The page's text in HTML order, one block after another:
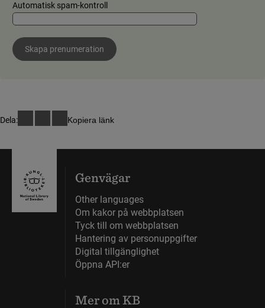
Automatisk spam-kontroll
Skapa prenumeration
Dela: Kopiera länk
Genvägar
Other languages
Om kakor på webbplatsen
Tyck till om webbplatsen
Hantering av personuppgifter
Digital tillgänglighet
Öppna API:er
Mer om KB